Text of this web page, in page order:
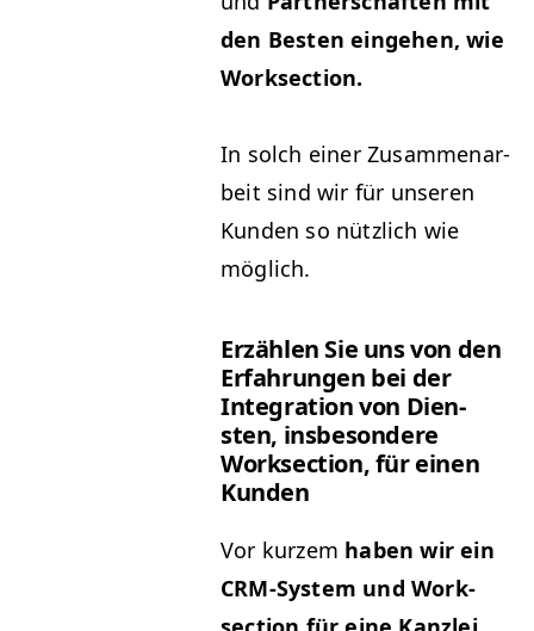
den Besten einge­hen, wie
Worksection.
In solch ein­er Zusam­me­nar­
beit sind wir für unseren
Kun­den so nüt­zlich wie
möglich.
Erzählen Sie uns von den
Erfahrun­gen bei der
Inte­gra­tion von Dien­
sten, ins­beson­dere
Work­sec­tion, für einen
Kunden
Vor kurzem haben wir ein
CRM-Sys­tem und Work­